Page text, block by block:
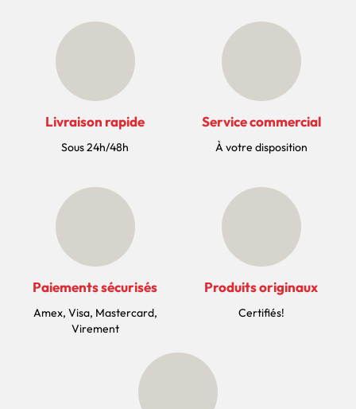
Livraison rapide
Sous 24h/48h
Service commercial
À votre disposition
Paiements sécurisés
Amex, Visa, Mastercard,
Virement
Produits originaux
Certifiés!